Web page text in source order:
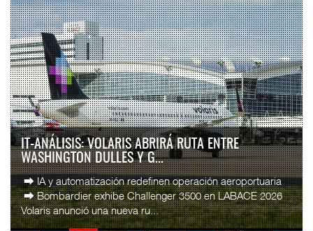
IT-ANÁLISIS: VOLARIS ABRIRÁ RUTA ENTRE
WASHINGTON DULLES Y G...
⮕ IA y automatización redefinen operación aeroportuaria
⮕ Bombardier exhibe Challenger 3500 en LABACE 2026
Volaris anunció una nueva ru...